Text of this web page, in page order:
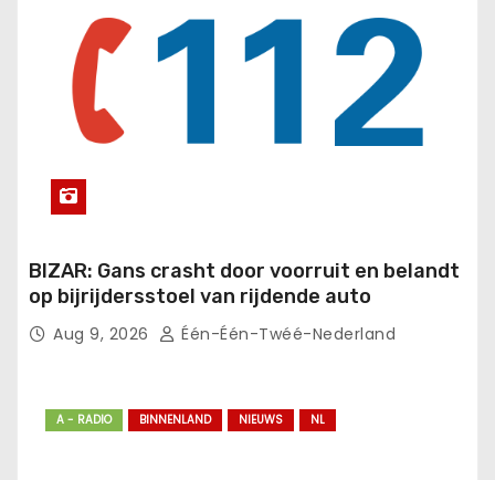
BIZAR: Gans crasht door voorruit en belandt
op bijrijdersstoel van rijdende auto
Aug 9, 2026 Één-Één-Twéé-Nederland
A - RADIO BINNENLAND NIEUWS NL